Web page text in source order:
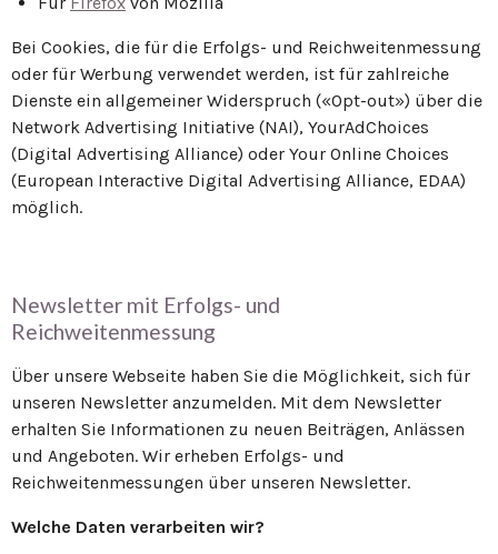
Bei Cookies, die für die Erfolgs- und Reichweitenmessung
oder für Werbung verwendet werden, ist für zahlreiche
Dienste ein allgemeiner Widerspruch («Opt-out») über die
Network Advertising Initiative (NAI), YourAdChoices
(Digital Advertising Alliance) oder Your Online Choices
(European Interactive Digital Advertising Alliance, EDAA)
möglich.
Newsletter mit Erfolgs- und
Reichweitenmessung
Über unsere Webseite haben Sie die Möglichkeit, sich für
unseren Newsletter anzumelden. Mit dem Newsletter
erhalten Sie Informationen zu neuen Beiträgen, Anlässen
und Angeboten. Wir erheben Erfolgs- und
Reichweitenmessungen über unseren Newsletter.
Welche Daten verarbeiten wir?